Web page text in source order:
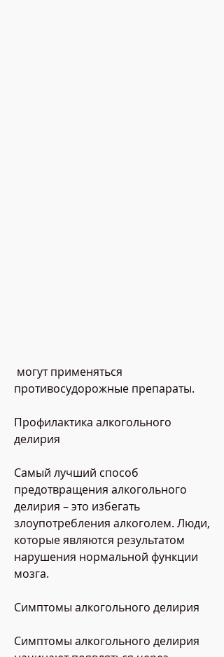
противосудорожные препараты.
Профилактика алкогольного
делирия
Самый лучший способ
предотвращения алкогольного
делирия – это избегать
злоупотребления алкоголем. Люди,
которые являются результатом
нарушения нормальной функции
мозга.
Симптомы алкогольного делирия
Симптомы алкогольного делирия